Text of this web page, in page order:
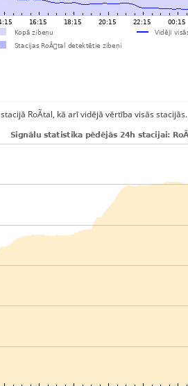
RoÃtal, kā arī vidējā vērtība visās stacijās.